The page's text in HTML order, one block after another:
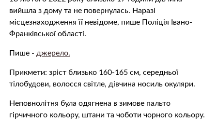
вийшла з дому та не повернулась. Наразі
місцезнаходження її невідоме, пише Поліція Івано-
Франківської області.
Пише - джерело.
Прикмети: зріст близько 160-165 см, середньої
тілобудови, волосся світле, дівчина носиль окуляри.
Неповнолітня була одягнена в зимове пальто
гірчичного кольору, штани та чоботи чорного кольору.